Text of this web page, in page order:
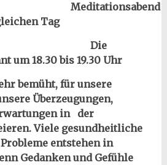
Meditationsabend
Tag
Die
um 18.30 bis 19.30 Uhr
bemüht, für unsere
Überzeugungen,
in der
Viele gesundheitliche
entstehen in
Gedanken und Gefühle